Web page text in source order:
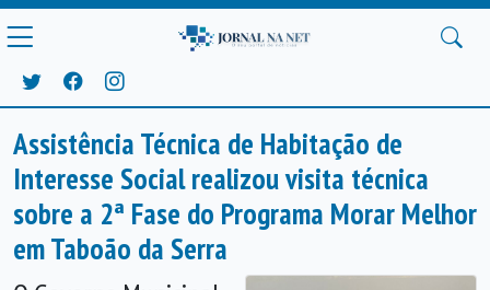
Assistência Técnica de Habitação de
Interesse Social realizou visita técnica
sobre a 2ª Fase do Programa Morar Melhor
em Taboão da Serra